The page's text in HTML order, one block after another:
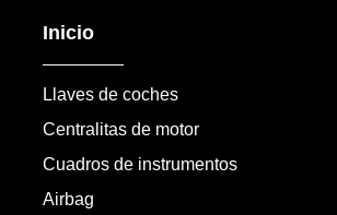
Inicio
Llaves de coches
Centralitas de motor
Cuadros de instrumentos
Airbag